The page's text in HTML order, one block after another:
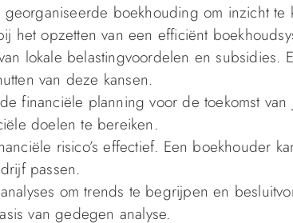
boekhouding om inzicht
het opzetten van een efficiënt
lokale belastingvoordelen en subsidies.
van deze kansen.
financiële planning voor de toekomst
doelen te bereiken.
risico’s effectief. Een boekhouder
passen.
om trends te begrijpen en
van gedegen analyse.